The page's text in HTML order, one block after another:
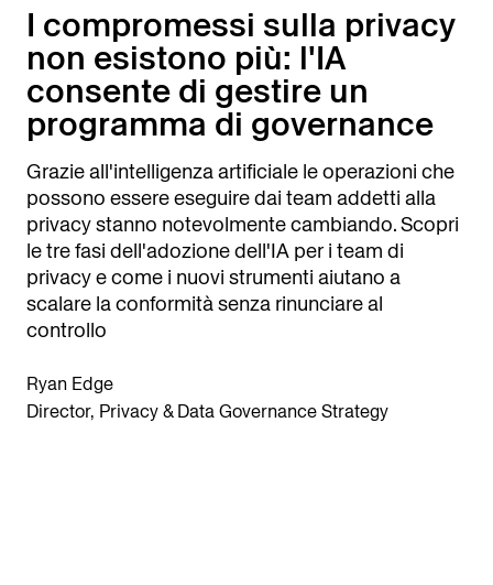
I compromessi sulla privacy
non esistono più: l'IA
consente di gestire un
programma di governance
Grazie all'intelligenza artificiale le operazioni che
possono essere eseguire dai team addetti alla
privacy stanno notevolmente cambiando. Scopri
le tre fasi dell'adozione dell'IA per i team di
privacy e come i nuovi strumenti aiutano a
scalare la conformità senza rinunciare al
controllo
Ryan Edge
Director, Privacy & Data Governance Strategy